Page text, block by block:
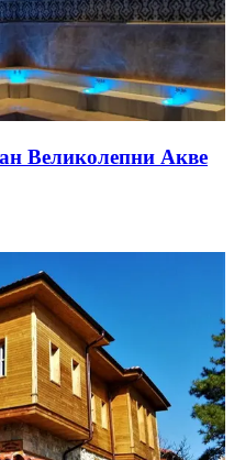
Великолепни Акве